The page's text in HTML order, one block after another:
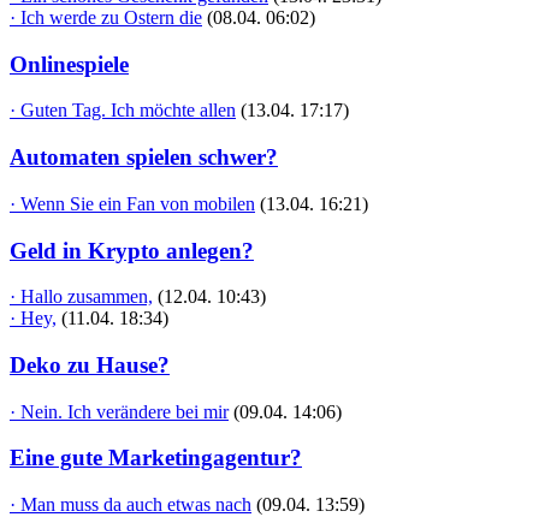
· Ich werde zu Ostern die (08.04. 06:02)
Onlinespiele
· Guten Tag. Ich möchte allen (13.04. 17:17)
Automaten spielen schwer?
· Wenn Sie ein Fan von mobilen (13.04. 16:21)
Geld in Krypto anlegen?
· Hallo zusammen, (12.04. 10:43)
· Hey, (11.04. 18:34)
Deko zu Hause?
· Nein. Ich verändere bei mir (09.04. 14:06)
Eine gute Marketingagentur?
· Man muss da auch etwas nach (09.04. 13:59)